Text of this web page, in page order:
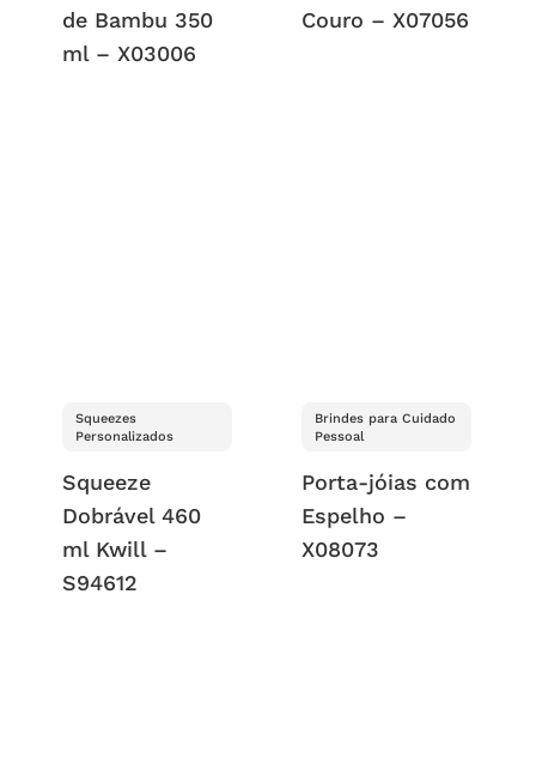
de Bambu 350
ml – X03006
Couro – X07056
Squeezes
Personalizados
Squeeze
Dobrável 460
ml Kwill –
S94612
Brindes para Cuidado
Pessoal
Porta-jóias com
Espelho –
X08073